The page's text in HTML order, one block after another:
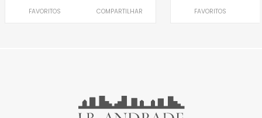
FAVORITOS COMPARTILHAR FAVORITOS